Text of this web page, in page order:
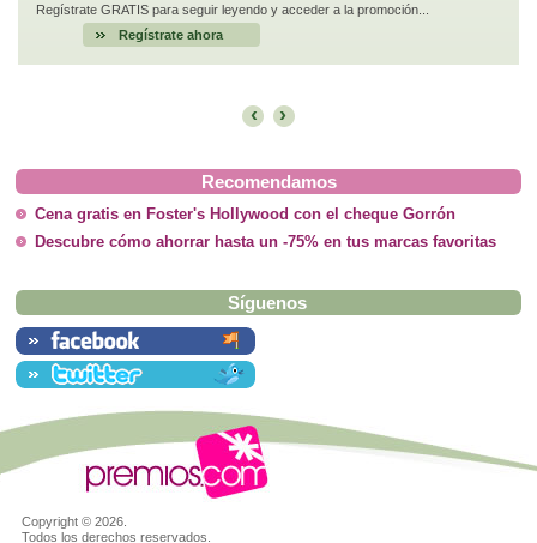
Regístrate GRATIS para seguir leyendo y acceder a la promoción...
Regístrate ahora
‹ ›
Recomendamos
Cena gratis en Foster's Hollywood con el cheque Gorrón
Descubre cómo ahorrar hasta un -75% en tus marcas favoritas
Síguenos
Copyright © 2026.
Todos los derechos reservados.